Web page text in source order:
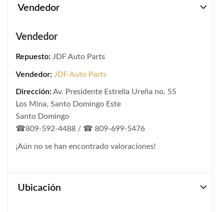
Vendedor
Vendedor
Repuesto: JDF Auto Parts
Vendedor: JDF Auto Parts
Dirección: Av. Presidente Estrella Ureña no. 55
Los Mina, Santo Domingo Este
Santo Domingo
☎809-592-4488 / ☎ 809-699-5476
¡Aún no se han encontrado valoraciones!
Ubicación